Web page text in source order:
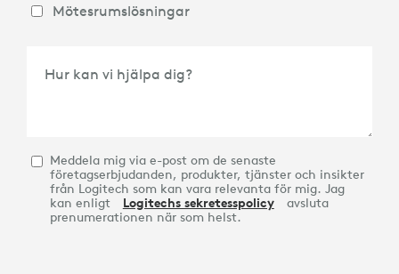
Mötesrumslösningar
Hur kan vi hjälpa dig?
Meddela mig via e-post om de senaste
företagserbjudanden, produkter, tjänster och insikter
från Logitech som kan vara relevanta för mig. Jag
kan enligt
Logitechs sekretesspolicy
avsluta
prenumerationen när som helst.